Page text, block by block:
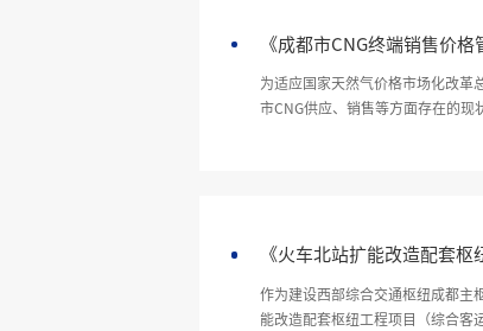
《成都市CNG终端销售价格
为适应国家天然气价格市场化改革
市CNG供应、销售等方面存在的现
《火车北站扩能改造配套枢
作为建设西部综合交通枢纽成都主
能改造配套枢纽工程项目（综合客